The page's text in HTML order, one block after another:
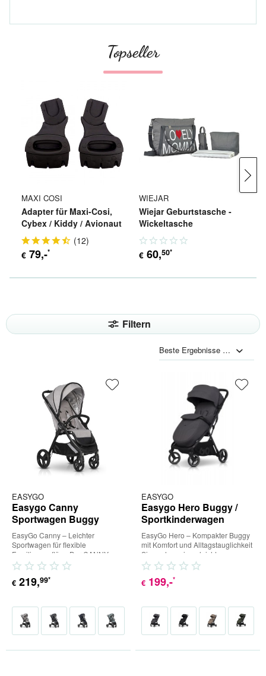
Topseller
MAXI COSI
Adapter für Maxi-Cosi,
Cybex / Kiddy / Avionaut
(12)
€ 79,-*
WIEJAR
Wiejar Geburtstasche -
Wickeltasche
€ 60,50*
Filtern
EASYGO
Easygo Canny
Sportwagen Buggy
EasyGo Canny – Leichter
Sportwagen für flexible
Familienausflüge Der CANNY
Buggy kombiniert zwei scheinbar...
€ 219,99*
EASYGO
Easygo Hero Buggy /
Sportkinderwagen
EasyGo Hero – Kompakter Buggy
mit Komfort und Alltagstauglichkeit
Sie suchen einen leichten,
stylischen Buggy, der...
€ 199,-*